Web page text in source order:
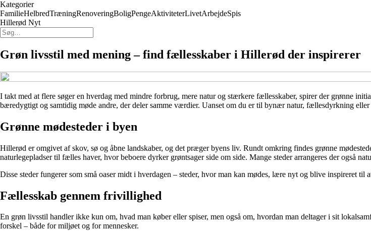
Kategorier
FamilieHelbredTræningRenoveringBoligPengeAktiviteterLivetArbejdeSpis
Hillerød Nyt
Grøn livsstil med mening – find fællesskaber i Hillerød der inspirerer
I takt med at flere søger en hverdag med mindre forbrug, mere natur og stærkere fællesskaber, spirer der grønne
bæredygtigt og samtidig møde andre, der deler samme værdier. Uanset om du er til bynær natur, fællesdyrkning
Grønne mødesteder i byen
Hillerød er omgivet af skov, sø og åbne landskaber, og det præger byens liv. Rundt omkring findes grønne
naturlegepladser til fælles haver, hvor beboere dyrker grøntsager side om side. Mange steder arrangeres der også
Disse steder fungerer som små oaser midt i hverdagen – steder, hvor man kan mødes, lære nyt og blive inspireret
Fællesskab gennem frivillighed
En grøn livsstil handler ikke kun om, hvad man køber eller spiser, men også om, hvordan man deltager i sit
forskel – både for miljøet og for mennesker.